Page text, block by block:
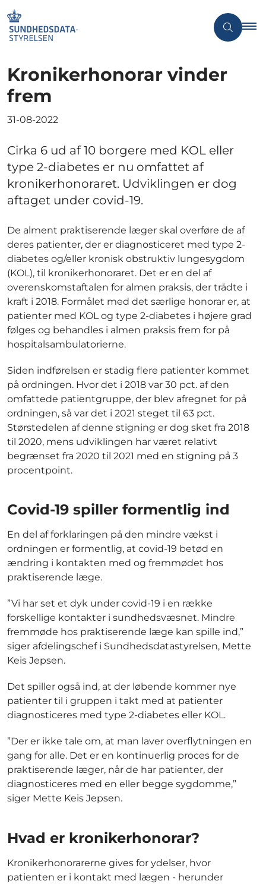
Kronikerhonorar vinder
frem
31-08-2022
Cirka 6 ud af 10 borgere med KOL eller
type 2-diabetes er nu omfattet af
kronikerhonoraret. Udviklingen er dog
aftaget under covid-19.
De alment praktiserende læger skal overføre de af
deres patienter, der er diagnosticeret med type 2-
diabetes og/eller kronisk obstruktiv lungesygdom
(KOL), til kronikerhonoraret. Det er en del af
overenskomstaftalen for almen praksis, der trådte i
kraft i 2018. Formålet med det særlige honorar er, at
patienter med KOL og type 2-diabetes i højere grad
følges og behandles i almen praksis frem for på
hospitalsambulatorierne.
Siden indførelsen er stadig flere patienter kommet
på ordningen. Hvor det i 2018 var 30 pct. af den
omfattede patientgruppe, der blev afregnet for på
ordningen, så var det i 2021 steget til 63 pct.
Størstedelen af denne stigning er dog sket fra 2018
til 2020, mens udviklingen har været relativt
begrænset fra 2020 til 2021 med en stigning på 3
procentpoint.
Covid-19 spiller formentlig ind
En del af forklaringen på den mindre vækst i
ordningen er formentlig, at covid-19 betød en
ændring i kontakten med og fremmødet hos
praktiserende læge.
”Vi har set et dyk under covid-19 i en række
forskellige kontakter i sundhedsvæsnet. Mindre
fremmøde hos praktiserende læge kan spille ind,”
siger afdelingschef i Sundhedsdatastyrelsen, Mette
Keis Jepsen.
Det spiller også ind, at der løbende kommer nye
patienter til i gruppen i takt med at patienter
diagnosticeres med type 2-diabetes eller KOL.
”Der er ikke tale om, at man laver overflytningen en
gang for alle. Det er en kontinuerlig proces for de
praktiserende læger, når de har patienter, der
diagnosticeres med en eller begge sygdomme,”
siger Mette Keis Jepsen.
Hvad er kronikerhonorar?
Kronikerhonorarerne gives for ydelser, hvor
patienten er i kontakt med lægen - herunder